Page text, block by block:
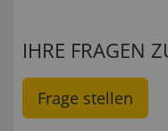
IHRE FRAGEN
Frage stellen